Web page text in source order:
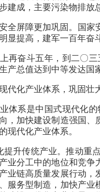
建成，主要污染物排
屏障更加巩固。国家
显提高，建军一百年
再奋斗五年，到二〇
产总值达到中等发达
代化产业体系，巩固壮
体系是中国式现代化
，加快建设制造强国
现代化产业体系。
提升传统产业。推动
业分工中的地位和竞
业链高质量发展行动
服务型制造，加快产